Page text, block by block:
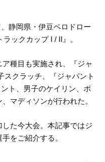
静岡県・伊豆ベロドロー
ックカップ I / II』。
種目も実施され、『ジャ
クラッチ、『ジャパント
ト、男子のケイリン、ポ
マディソンが行われた。
た今大会。本記事ではジ
をご紹介する。